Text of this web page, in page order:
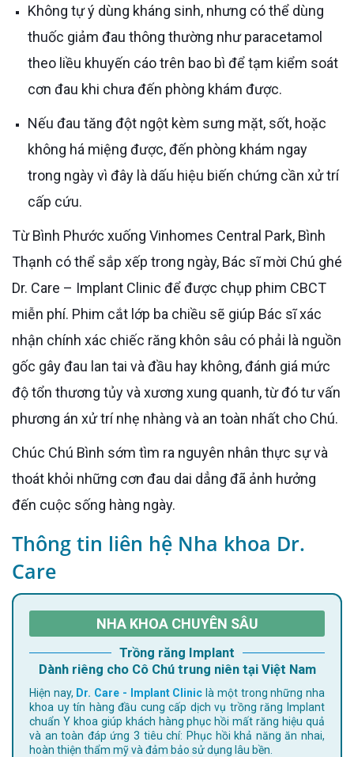
Không tự ý dùng kháng sinh, nhưng có thể dùng
thuốc giảm đau thông thường như paracetamol
theo liều khuyến cáo trên bao bì để tạm kiểm soát
cơn đau khi chưa đến phòng khám được.
Nếu đau tăng đột ngột kèm sưng mặt, sốt, hoặc
không há miệng được, đến phòng khám ngay
trong ngày vì đây là dấu hiệu biến chứng cần xử trí
cấp cứu.
Từ Bình Phước xuống Vinhomes Central Park, Bình
Thạnh có thể sắp xếp trong ngày, Bác sĩ mời Chú ghé
Dr. Care – Implant Clinic để được chụp phim CBCT
miễn phí. Phim cắt lớp ba chiều sẽ giúp Bác sĩ xác
nhận chính xác chiếc răng khôn sâu có phải là nguồn
gốc gây đau lan tai và đầu hay không, đánh giá mức
độ tổn thương tủy và xương xung quanh, từ đó tư vấn
phương án xử trí nhẹ nhàng và an toàn nhất cho Chú.
Chúc Chú Bình sớm tìm ra nguyên nhân thực sự và
thoát khỏi những cơn đau dai dẳng đã ảnh hưởng
đến cuộc sống hàng ngày.
Thông tin liên hệ Nha khoa Dr.
Care
NHA KHOA CHUYÊN SÂU
Trồng răng Implant
Dành riêng cho Cô Chú trung niên tại Việt Nam
Hiện nay, Dr. Care - Implant Clinic là một trong những nha
khoa uy tín hàng đầu cung cấp dịch vụ trồng răng Implant
chuẩn Y khoa giúp khách hàng phục hồi mất răng hiệu quả
và an toàn đáp ứng 3 tiêu chí: Phục hồi khả năng ăn nhai,
hoàn thiện thẩm mỹ và đảm bảo sử dụng lâu bền.